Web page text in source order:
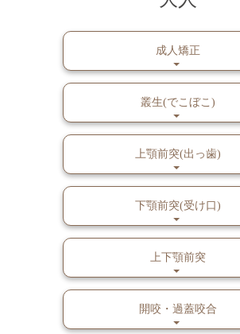
成人矯正
叢生(でこぼこ)
上顎前突(出っ歯)
下顎前突(受け口)
上下顎前突
開咬・過蓋咬合